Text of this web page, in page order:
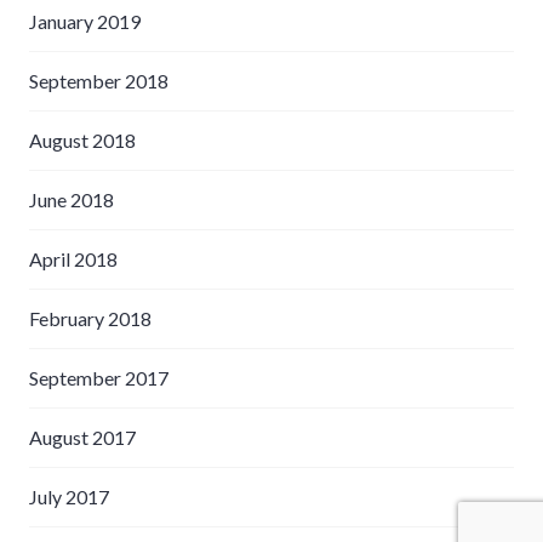
January 2019
September 2018
August 2018
June 2018
April 2018
February 2018
September 2017
August 2017
July 2017